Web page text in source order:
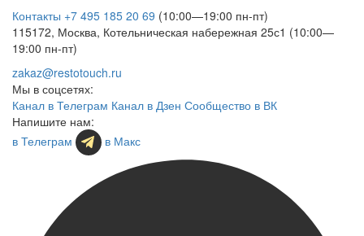
Контакты +7 495 185 20 69 (10:00—19:00 пн-пт)
115172, Москва, Котельническая набережная 25с1 (10:00—
19:00 пн-пт)
zakaz@restotouch.ru
Мы в соцсетях:
Канал в Телеграм Канал в Дзен Сообщество в ВК
Напишите нам:
в Телеграм
в Макс